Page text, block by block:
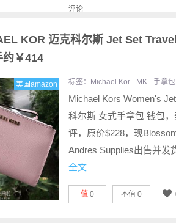
评论
KOR 迈克科尔斯 Jet Set
约￥414
美国amazon 标签： Michael Kor MK 手拿包
Michael Kors Women's
科尔斯 女式手拿包 钱包
评，原价$228，现
Andres Supplies出售并发
全文
值 0 不值 0